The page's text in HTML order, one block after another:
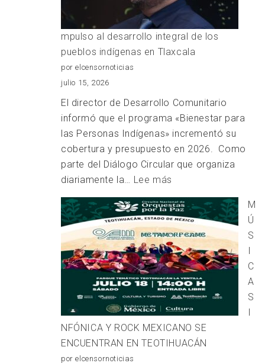
mpulso al desarrollo integral de los
pueblos indígenas en Tlaxcala
por elcensornoticias
julio 15, 2026
El director de Desarrollo Comunitario
informó que el programa «Bienestar para
las Personas Indígenas» incrementó su
cobertura y presupuesto en 2026. Como
parte del Diálogo Circular que organiza
diariamente la… Lee más
Impulso
al
desarrollo
integral
de
los
pueblos
indígenas
en
Tlaxcala
M
Ú
S
I
C
A
S
I
NFÓNICA Y ROCK MEXICANO SE
ENCUENTRAN EN TEOTIHUACÁN
por elcensornoticias